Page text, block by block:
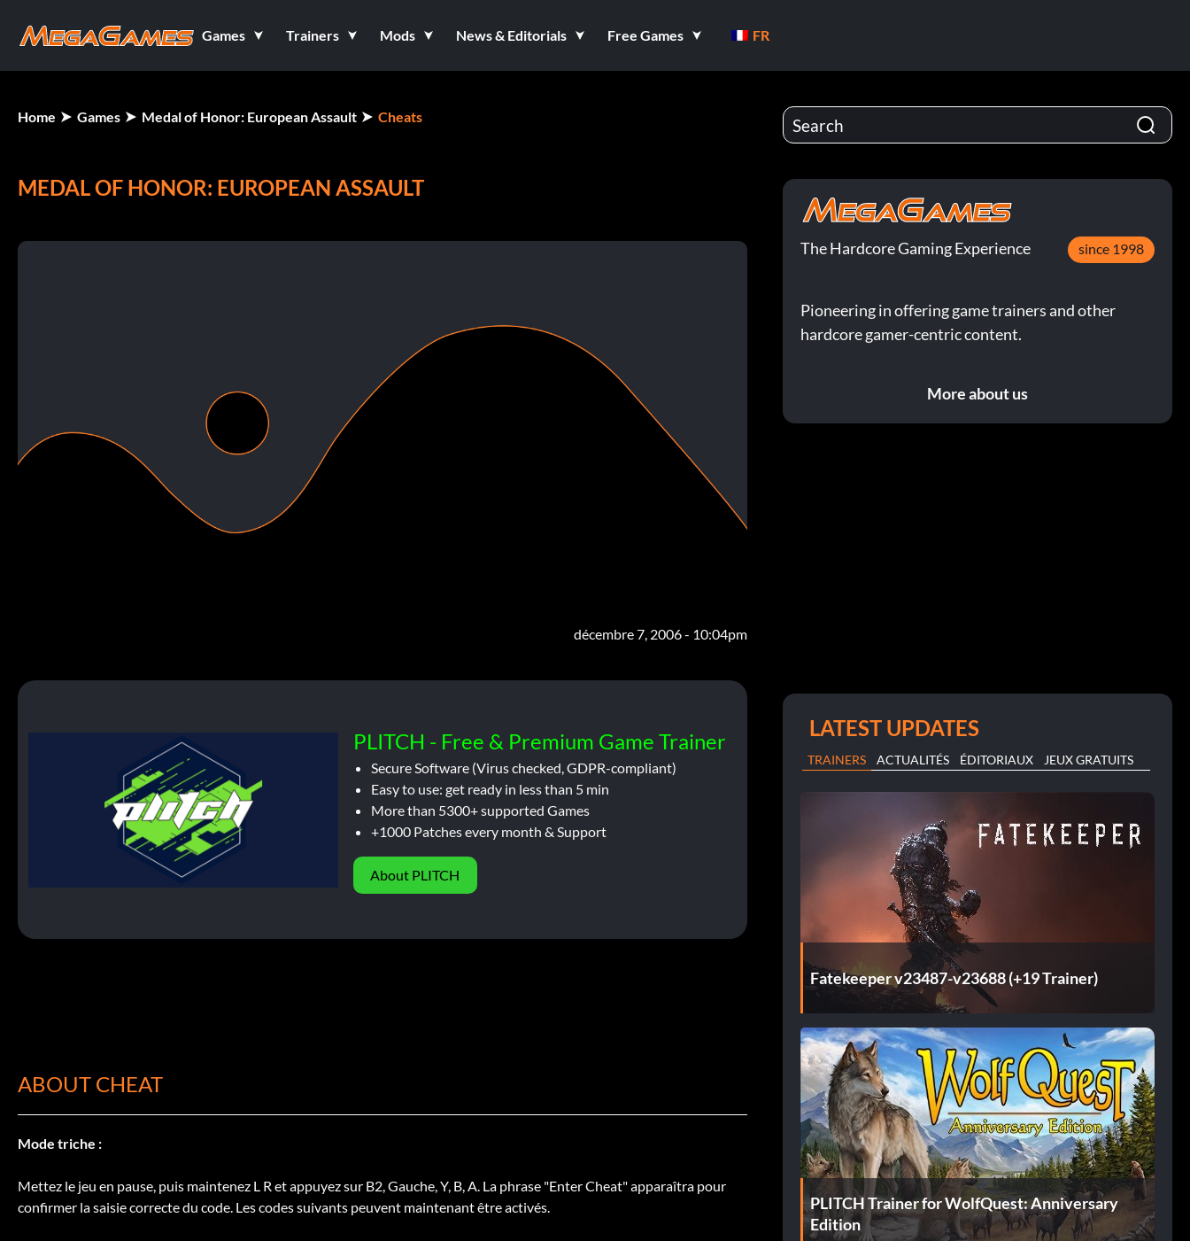
Games Trainers Mods News & Editorials Free Games FR
Home Games Medal of Honor: European Assault Cheats
MEDAL OF HONOR: EUROPEAN ASSAULT
décembre 7, 2006 - 10:04pm
PLITCH - Free & Premium Game Trainer
Secure Software (Virus checked, GDPR-compliant)
Easy to use: get ready in less than 5 min
More than 5300+ supported Games
+1000 Patches every month & Support
About PLITCH
ABOUT CHEAT
Mode triche :
Mettez le jeu en pause, puis maintenez L R et appuyez sur B2, Gauche, Y, B, A. La phrase "Enter Cheat" apparaîtra pour
confirmer la saisie correcte du code. Les codes suivants peuvent maintenant être activés.
The Hardcore Gaming Experience since 1998
Pioneering in offering game trainers and other
hardcore gamer-centric content.
More about us
LATEST UPDATES
TRAINERS ACTUALITÉS ÉDITORIAUX JEUX GRATUITS
Fatekeeper v23487-v23688 (+19 Trainer)
PLITCH Trainer for WolfQuest: Anniversary
Edition